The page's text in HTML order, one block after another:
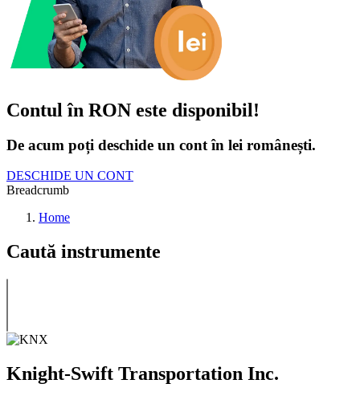
Contul în RON este disponibil!
De acum poți deschide un cont în lei românești.
DESCHIDE UN CONT
Breadcrumb
Home
Caută instrumente
Knight-Swift Transportation Inc.